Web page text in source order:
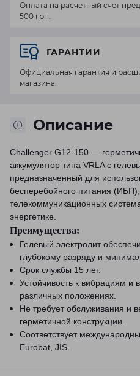
Описание
Challenger G12-150 —
аккумулятор типа VRLA с
предназначенный для
бесперебойного питания (ИБП),
телекоммуникационных
энергетике.
Преимущества:
Гелевый электролит
глубокому разряду и
Срок службы 15 лет.
Устойчивость к вибрациям и
различных положениях.
Не требует обслуживания и
герметичной конструкции.
Соответствует
Eurobat, JIS.
Оплата на расчетный счет
500 грн.
ГАРАНТИИ
Официальная гарантия и
магазина.